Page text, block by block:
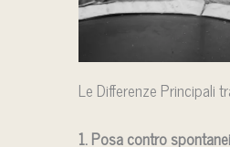
Le Differenze Principali
1. Posa contro